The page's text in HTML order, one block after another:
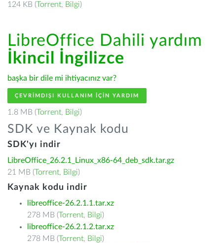
124 KB (Torrent, Bilgi)
LibreOffice Dahili yardım
İkincil İngilizce
başka bir dile mi ihtiyacınız var?
ÇEVRIMDIŞI KULLANIM IÇIN YARDIM
1.8 MB (Torrent, Bilgi)
SDK ve Kaynak kodu
SDK'yı indir
LibreOffice_26.2.1_Linux_x86-64_deb_sdk.tar.gz
21 MB (Torrent, Bilgi)
Kaynak kodu indir
libreoffice-26.2.1.1.tar.xz
278 MB (Torrent, Bilgi)
libreoffice-26.2.1.2.tar.xz
278 MB (Torrent, Bilgi)